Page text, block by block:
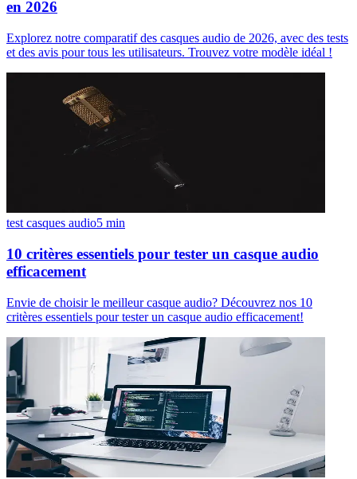
en 2026
Explorez notre comparatif des casques audio de 2026, avec des tests
et des avis pour tous les utilisateurs. Trouvez votre modèle idéal !
test casques audio5 min
10 critères essentiels pour tester un casque audio
efficacement
Envie de choisir le meilleur casque audio? Découvrez nos 10
critères essentiels pour tester un casque audio efficacement!